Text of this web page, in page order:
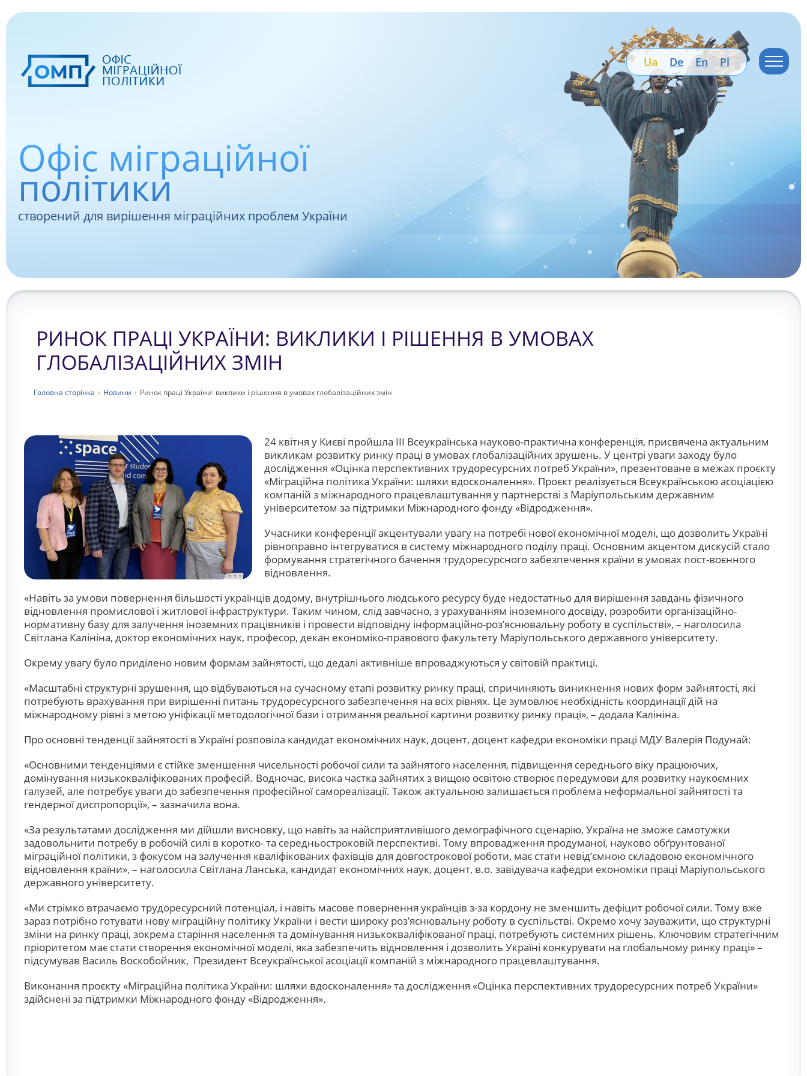
Ua De En Pl
Офіс міграційної
політики
створений для вирішення міграційних проблем України
РИНОК ПРАЦІ УКРАЇНИ: ВИКЛИКИ І РІШЕННЯ В УМОВАХ
ГЛОБАЛІЗАЦІЙНИХ ЗМІН
Головна сторiнка › Новини › Ринок праці України: виклики і рішення в умовах глобалізаційних змін
24 квітня у Києві пройшла ІІІ Всеукраїнська науково-практична конференція, присвячена актуальним
викликам розвитку ринку праці в умовах глобалізаційних зрушень. У центрі уваги заходу було
дослідження «Оцінка перспективних трудоресурсних потреб України», презентоване в межах проєкту
«Міграційна політика України: шляхи вдосконалення». Проєкт реалізується Всеукраїнською асоціацією
компаній з міжнародного працевлаштування у партнерстві з Маріупольським державним
університетом за підтримки Міжнародного фонду «Відродження».
Учасники конференції акцентували увагу на потребі нової економічної моделі, що дозволить Україні
рівноправно інтегруватися в систему міжнародного поділу праці. Основним акцентом дискусій стало
формування стратегічного бачення трудоресурсного забезпечення країни в умовах пост-воєнного
відновлення.
«Навіть за умови повернення більшості українців додому, внутрішнього людського ресурсу буде недостатньо для вирішення завдань фізичного
відновлення промислової і житлової інфраструктури. Таким чином, слід завчасно, з урахуванням іноземного досвіду, розробити організаційно-
нормативну базу для залучення іноземних працівників і провести відповідну інформаційно-роз’яснювальну роботу в суспільстві», – наголосила
Світлана Калініна, доктор економічних наук, професор, декан економіко-правового факультету Маріупольського державного університету.
Окрему увагу було приділено новим формам зайнятості, що дедалі активніше впроваджуються у світовій практиці.
«Масштабні структурні зрушення, що відбуваються на сучасному етапі розвитку ринку праці, спричиняють виникнення нових форм зайнятості, які
потребують врахування при вирішенні питань трудоресурсного забезпечення на всіх рівнях. Це зумовлює необхідність координації дій на
міжнародному рівні з метою уніфікації методологічної бази і отримання реальної картини розвитку ринку праці», – додала Калініна.
Про основні тенденції зайнятості в Україні розповіла кандидат економічних наук, доцент, доцент кафедри економіки праці МДУ Валерія Подунай:
«Основними тенденціями є стійке зменшення чисельності робочої сили та зайнятого населення, підвищення середнього віку працюючих,
домінування низькокваліфікованих професій. Водночас, висока частка зайнятих з вищою освітою створює передумови для розвитку наукоємних
галузей, але потребує уваги до забезпечення професійної самореалізації. Також актуальною залишається проблема неформальної зайнятості та
гендерної диспропорції», – зазначила вона.
«За результатами дослідження ми дійшли висновку, що навіть за найсприятливішого демографічного сценарію, Україна не зможе самотужки
задовольнити потребу в робочій силі в коротко- та середньостроковій перспективі. Тому впровадження продуманої, науково обґрунтованої
міграційної політики, з фокусом на залучення кваліфікованих фахівців для довгострокової роботи, має стати невід’ємною складовою економічного
відновлення країни», – наголосила Світлана Ланська, кандидат економічних наук, доцент, в.о. завідувача кафедри економіки праці Маріупольського
державного університету.
«Ми стрімко втрачаємо трудоресурсний потенціал, і навіть масове повернення українців з-за кордону не зменшить дефіцит робочої сили. Тому вже
зараз потрібно готувати нову міграційну політику України і вести широку роз’яснювальну роботу в суспільстві. Окремо хочу зауважити, що структурні
зміни на ринку праці, зокрема старіння населення та домінування низькокваліфікованої праці, потребують системних рішень. Ключовим стратегічним
пріоритетом має стати створення економічної моделі, яка забезпечить відновлення і дозволить Україні конкурувати на глобальному ринку праці» –
підсумував Василь Воскобойник, Президент Всеукраїнської асоціації компаній з міжнародного працевлаштування.
Виконання проєкту «Міграційна політика України: шляхи вдосконалення» та дослідження «Оцінка перспективних трудоресурсних потреб України»
здійснені за підтримки Міжнародного фонду «Відродження».